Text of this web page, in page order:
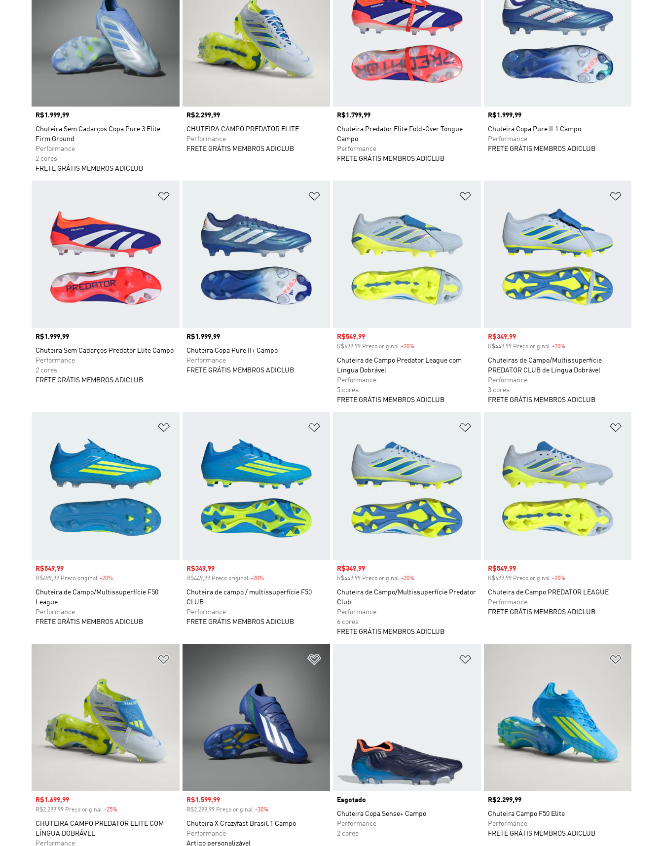
Preço
R$1.999,99
Chuteira Sem Cadarços Copa Pure 3 Elite
Firm Ground
Performance
2 cores
FRETE GRÁTIS MEMBROS ADICLUB
Preço
R$2.299,99
CHUTEIRA CAMPO PREDATOR ELITE
Performance
FRETE GRÁTIS MEMBROS ADICLUB
Preço
R$1.799,99
Chuteira Predator Elite Fold-Over Tongue
Campo
Performance
FRETE GRÁTIS MEMBROS ADICLUB
Preço
R$1.999,99
Chuteira Copa Pure II.1 Campo
Performance
FRETE GRÁTIS MEMBROS ADICLUB
Preço
R$1.999,99
Chuteira Sem Cadarços Predator Elite Campo
Performance
2 cores
FRETE GRÁTIS MEMBROS ADICLUB
Preço
R$1.999,99
Chuteira Copa Pure II+ Campo
Performance
FRETE GRÁTIS MEMBROS ADICLUB
Preço com desconto
R$549,99
R$699,99 Preço original -20%
Chuteira de Campo Predator League com
Língua Dobrável
Performance
5 cores
FRETE GRÁTIS MEMBROS ADICLUB
Preço com desconto
R$349,99
R$449,99 Preço original -20%Desconto
Chuteiras de Campo/Multissuperfície
PREDATOR CLUB de Língua Dobrável
Performance
3 cores
FRETE GRÁTIS MEMBROS ADICLUB
Preço com desconto
R$549,99
R$699,99 Preço original -20%
Chuteira de Campo/Multissuperfície F50
League
Performance
FRETE GRÁTIS MEMBROS ADICLUB
Preço com desconto
R$349,99
R$449,99 Preço original -20%Desconto
Chuteira de campo / multissuperfície F50
CLUB
Performance
FRETE GRÁTIS MEMBROS ADICLUB
Preço com desconto
R$349,99
R$449,99 Preço original -20%
Chuteira de Campo/Multissuperfície Predator
Club
Performance
6 cores
FRETE GRÁTIS MEMBROS ADICLUB
Preço com desconto
R$549,99
R$699,99 Preço original -20%Desconto
Chuteira de Campo PREDATOR LEAGUE
Performance
FRETE GRÁTIS MEMBROS ADICLUB
Preço com desconto
R$1.699,99
R$2.299,99 Preço original -25%
CHUTEIRA CAMPO PREDATOR ELITE COM
LÍNGUA DOBRÁVEL
Performance
Preço com desconto
R$1.599,99
R$2.299,99 Preço original -30%Desconto
Chuteira X Crazyfast Brasil.1 Campo
Performance
Artigo personalizável
Esgotado
Chuteira Copa Sense+ Campo
Performance
2 cores
Preço
R$2.299,99
Chuteira Campo F50 Elite
Performance
FRETE GRÁTIS MEMBROS ADICLUB